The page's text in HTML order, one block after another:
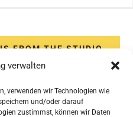
verwalten
verwenden wir Technologien wie
und/oder darauf
zustimmst, können wir Daten
FROM THE STUDIO